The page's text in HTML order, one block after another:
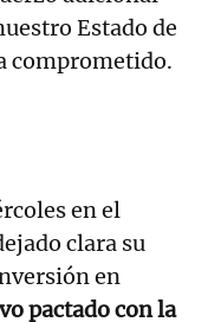
Estado de
comprometido.
en el
clara su
en
pactado con la